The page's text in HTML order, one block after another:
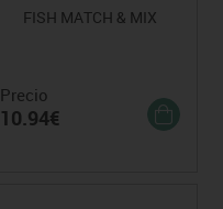
FISH MATCH & MIX
Precio
10.94€